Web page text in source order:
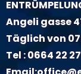
Angeli gasse
Täglich von
Tel :0664 22